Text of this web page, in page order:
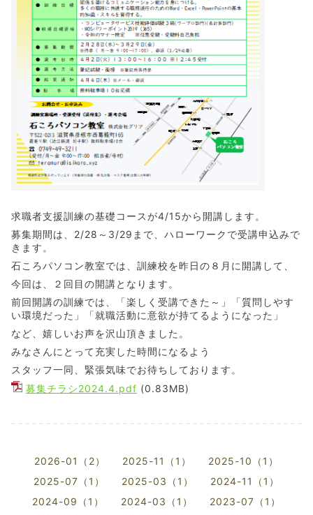
求職者支援訓練の基礎コースが4/15から開講します。
募集期間は、2/28～3/29まで、ハローワークで受講申込みで
きます。
石ころパソコン教室では、訓練校を昨日の８月に開講して、
今回は、２回目の開講となります。
前回開講の訓練では、「楽しく受講できた～」「質問しやす
い環境だった」「就職活動に意欲が持てるようになった」
など、嬉しいお声を沢山頂きました。
みなさんにとって充実した時間になるよう
スタッフ一同、緊張気味でお待ちしております。
募集チラシ2024.4.pdf (0.83MB)
2026-01（2） 2025-11（1）
2025-10（1）
2025-07（1）
2025-03（1）
2024-11（1）
2024-09（1）
2024-03（1）
2023-07（1）